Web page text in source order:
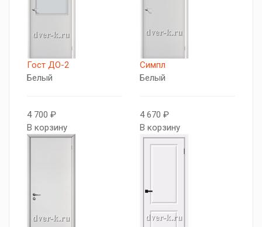
Гост ДО-2
Белый
4 700 ₽
В корзину
Симпл
Белый
4 670 ₽
В корзину